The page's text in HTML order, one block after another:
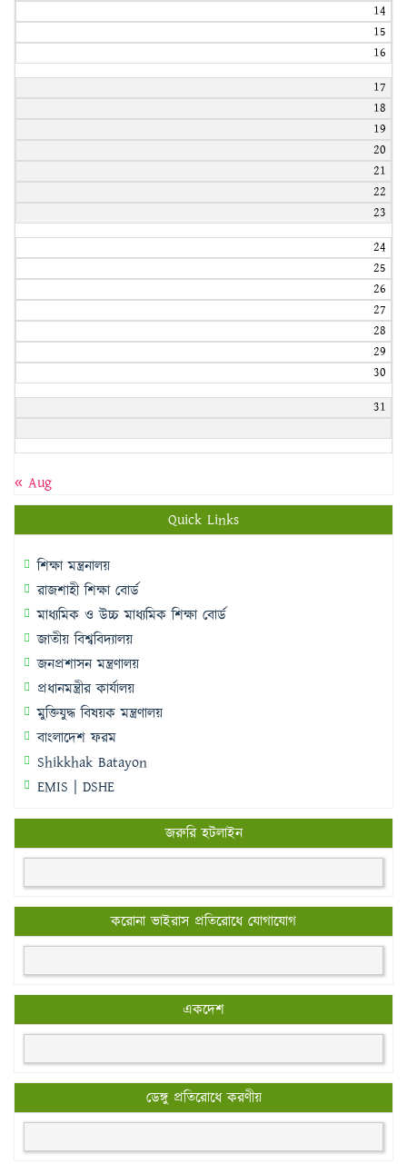
14
15
16
17
18
19
20
21
22
23
24
25
26
27
28
29
30
31
« Aug
Quick Links
শিক্ষা মন্ত্রনালয়
রাজশাহী শিক্ষা বোর্ড
মাধ্যমিক ও উচ্চ মাধ্যমিক শিক্ষা বোর্ড
জাতীয় বিশ্ববিদ্যালয়
জনপ্রশাসন মন্ত্রণালয়
প্রধানমন্ত্রীর কার্যালয়
মুক্তিযুদ্ধ বিষয়ক মন্ত্রণালয়
বাংলাদেশ ফরম
Shikkhak Batayon
EMIS | DSHE
জরুরি হটলাইন
করোনা ভাইরাস প্রতিরোধে যোগাযোগ
একদেশ
ডেঙ্গু প্রতিরোধে করণীয়